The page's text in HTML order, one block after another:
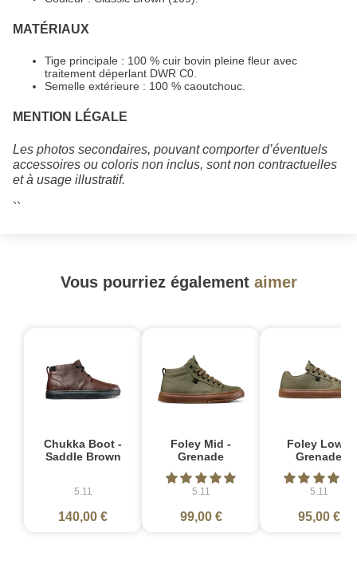
MATÉRIAUX
Tige principale : 100 % cuir bovin pleine fleur avec
traitement déperlant DWR C0.
Semelle extérieure : 100 % caoutchouc.
MENTION LÉGALE
Les photos secondaires, pouvant comporter d’éventuels
accessoires ou coloris non inclus, sont non contractuelles
et à usage illustratif.
``
Vous pourriez également aimer
Chukka Boot -
Saddle Brown
5.11
140,00 €
Foley Mid -
Grenade
5.11
99,00 €
Foley Low -
Grenade
5.11
95,00 €